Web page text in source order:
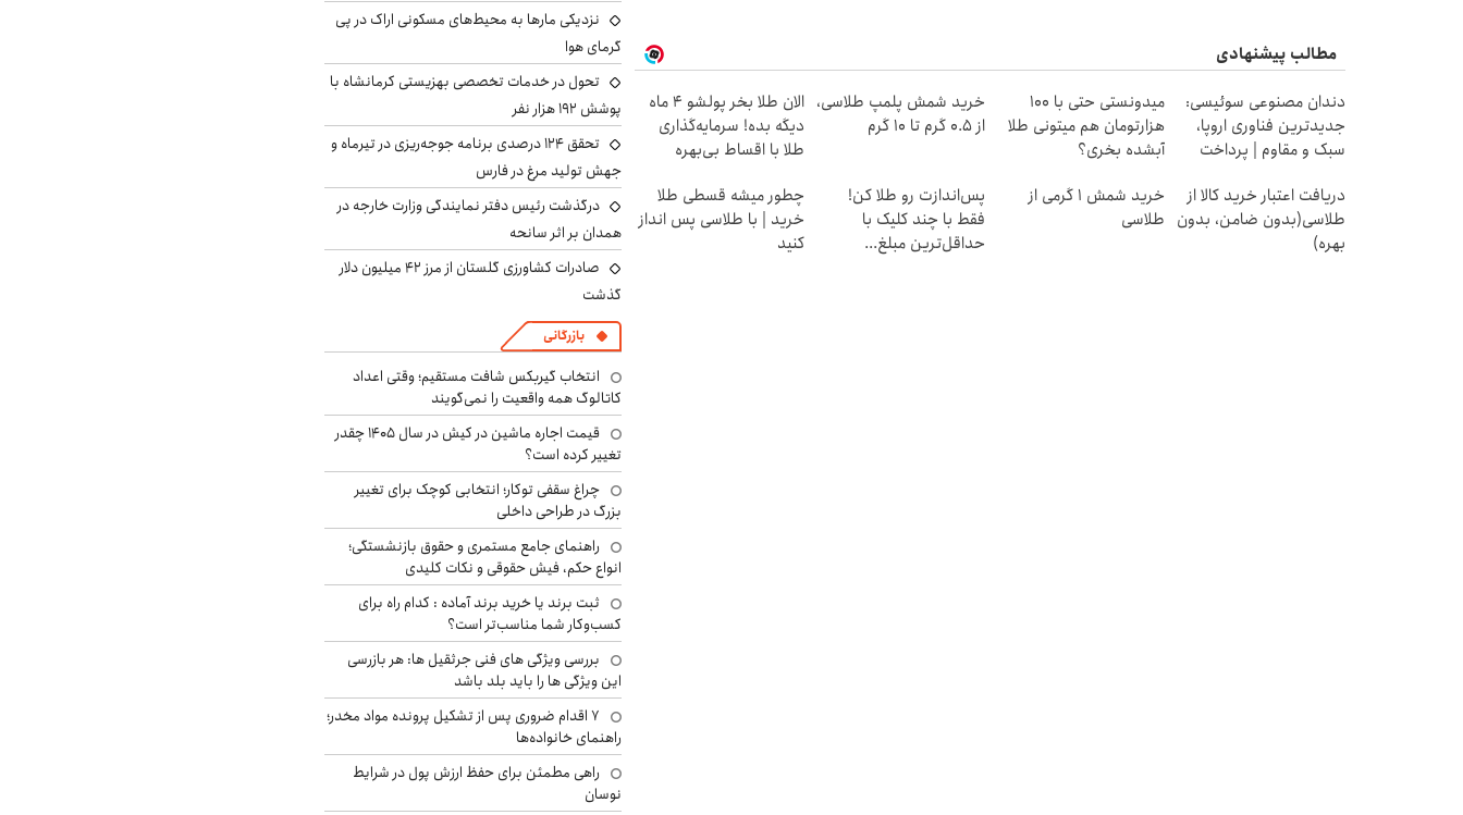
مطالب پیشنهادی
دندان مصنوعی سوئیسی:
جدیدترین فناوری اروپا،
سبک و مقاوم | پرداخت
میدونستی حتی با ۱۰۰
هزارتومان هم میتونی طلا
آبشده بخری؟
خرید شمش پلمپ طلاسی،
از ۰.۵ گرم تا ۱۰ گرم
الان طلا بخر پولشو 4 ماه
دیگه بده! سرمایه‌گذاری
طلا با اقساط بی‌بهره
دریافت اعتبار خرید کالا از
طلاسی(بدون ضامن، بدون
بهره)
خرید شمش 1 گرمی از
طلاسی
پس‌اندازت رو طلا کن!
فقط با چند کلیک با
حداقل‌ترین مبلغ...
چطور میشه قسطی طلا
خرید | با طلاسی پس انداز
کنید
نزدیکی مارها به محیط‌های مسکونی اراک در پی
گرمای هوا
تحول در خدمات تخصصی بهزیستی کرمانشاه با
پوشش ۱۹۲ هزار نفر
تحقق ۱۲۴ درصدی برنامه جوجه‌ریزی در تیرماه و
جهش تولید مرغ در فارس
درگذشت رئیس دفتر نمایندگی وزارت خارجه در
همدان بر اثر سانحه
صادرات کشاورزی گلستان از مرز ۴۲ میلیون دلار
گذشت
بازرگانی
انتخاب گیربکس شافت مستقیم؛ وقتی اعداد
کاتالوگ همه واقعیت را نمی‌گویند
قیمت اجاره ماشین در کیش در سال ۱۴۰۵ چقدر
تغییر کرده است؟
چراغ سقفی توکار؛ انتخابی کوچک برای تغییر
بزرگ در طراحی داخلی
راهنمای جامع مستمری و حقوق بازنشستگی؛
انواع حکم، فیش حقوقی و نکات کلیدی
ثبت برند یا خرید برند آماده : کدام راه برای
کسب‌وکار شما مناسب‌تر است؟
بررسی ویژگی های فنی جرثقیل ها: هر بازرسی
این ویژگی ها را باید بلد باشد
۷ اقدام ضروری پس از تشکیل پرونده مواد مخدر؛
راهنمای خانواده‌ها
راهی مطمئن برای حفظ ارزش پول در شرایط
نوسان